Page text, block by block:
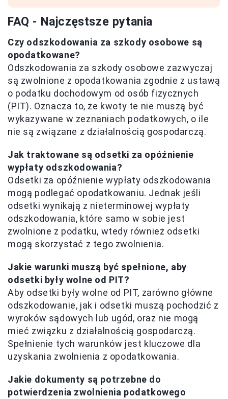
FAQ - Najczęstsze pytania
Czy odszkodowania za szkody osobowe są
opodatkowane?
Odszkodowania za szkody osobowe zazwyczaj
są zwolnione z opodatkowania zgodnie z ustawą
o podatku dochodowym od osób fizycznych
(PIT). Oznacza to, że kwoty te nie muszą być
wykazywane w zeznaniach podatkowych, o ile
nie są związane z działalnością gospodarczą.
Jak traktowane są odsetki za opóźnienie
wypłaty odszkodowania?
Odsetki za opóźnienie wypłaty odszkodowania
mogą podlegać opodatkowaniu. Jednak jeśli
odsetki wynikają z nieterminowej wypłaty
odszkodowania, które samo w sobie jest
zwolnione z podatku, wtedy również odsetki
mogą skorzystać z tego zwolnienia.
Jakie warunki muszą być spełnione, aby
odsetki były wolne od PIT?
Aby odsetki były wolne od PIT, zarówno główne
odszkodowanie, jak i odsetki muszą pochodzić z
wyroków sądowych lub ugód, oraz nie mogą
mieć związku z działalnością gospodarczą.
Spełnienie tych warunków jest kluczowe dla
uzyskania zwolnienia z opodatkowania.
Jakie dokumenty są potrzebne do
potwierdzenia zwolnienia podatkowego